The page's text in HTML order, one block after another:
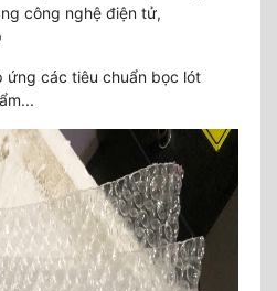
công nghệ điện tử,
ứng các tiêu chuẩn bọc lót